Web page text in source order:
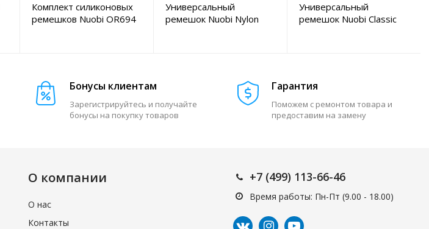
Комплект силиконовых
ремешков Nuobi OR694
Универсальный
ремешок Nuobi Nylon
Универсальный
ремешок Nuobi Classic
Бонусы клиентам
Зарегистрируйтесь и получайте
бонусы на покупку товаров
Гарантия
Поможем с ремонтом товара и
предоставим на замену
О компании
О нас
Контакты
+7 (499) 113-66-46
Время работы: Пн-Пт (9.00 - 18.00)